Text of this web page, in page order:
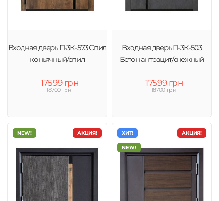
Входная дверь П-3К-573 Спил
коньячный/спил
17599 грн
18700 грн
Входная дверь П-3К-503
Бетон антрацит/снежный
17599 грн
18700 грн
АКЦИЯ!
NEW! АКЦИЯ!
ХИТ!
NEW!